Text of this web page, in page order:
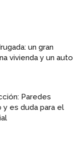
un gran
vivienda y un auto
Paredes
y es duda para el